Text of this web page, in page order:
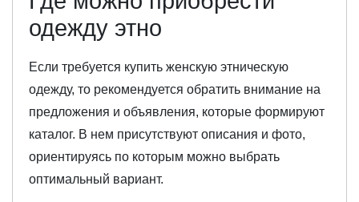
одежду этно
Если требуется купить женскую этническую
одежду, то рекомендуется обратить внимание на
предложения и объявления, которые формируют
каталог. В нем присутствуют описания и фото,
ориентируясь по которым можно выбрать
оптимальный вариант.